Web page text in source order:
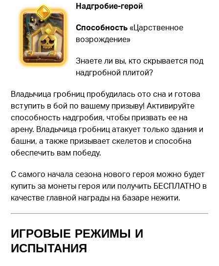
Надгробие-герой
Способность«Царственное
возрождение»
Знаете ли вы, кто скрывается под
надгробной плитой?
Владычица гробниц пробудилась ото сна и готова
вступить в бой по вашему призыву! Активируйте
способность надгробия, чтобы призвать ее на
арену. Владычица гробниц атакует только здания и
башни, а также призывает скелетов и способна
обеспечить вам победу.
С самого начала сезона нового героя можно будет
купить за монеты героя или получить БЕСПЛАТНО в
качестве главной награды на базаре нежити.
ИГРОВЫЕ РЕЖИМЫ И
ИСПЫТАНИЯ